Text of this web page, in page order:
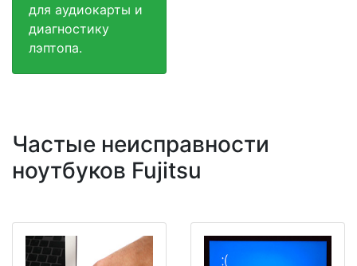
для аудиокарты и
диагностику
лэптопа.
Частые неисправности
ноутбуков Fujitsu